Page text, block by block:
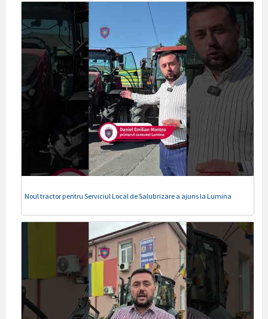
Noul tractor pentru Serviciul Local de Salubrizare a ajuns la Lumina